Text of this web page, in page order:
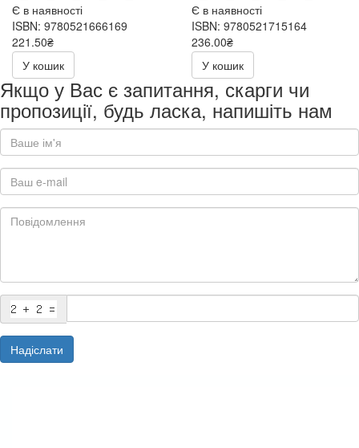
Є в наявності
ISBN: 9780521666169
221.50₴
443.00₴
У кошик
Є в наявності
ISBN: 9780521715164
236.00₴
472.00₴
У кошик
Якщо у Вас є запитання, скарги чи
пропозиції, будь ласка, напишіть нам
Надіслати